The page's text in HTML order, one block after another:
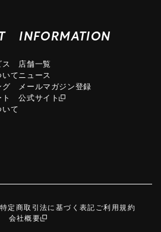
て
グ
て
INFORMATION
店舗一覧
ニュース
メールマガジン登録
公式サイト
特定商取引法に基づく表記ご利用規約
会社概要